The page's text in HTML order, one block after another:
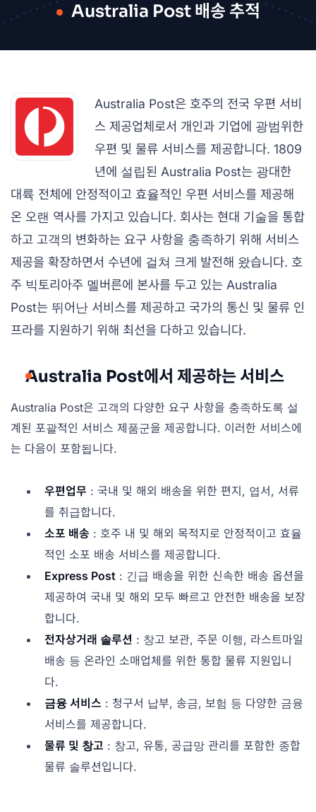
Australia Post 배송 추적
Australia Post은 호주의 전국 우편 서비
스 제공업체로서 개인과 기업에 광범위한
우편 및 물류 서비스를 제공합니다. 1809
년에 설립된 Australia Post는 광대한
대륙 전체에 안정적이고 효율적인 우편 서비스를 제공해
온 오랜 역사를 가지고 있습니다. 회사는 현대 기술을 통합
하고 고객의 변화하는 요구 사항을 충족하기 위해 서비스
제공을 확장하면서 수년에 걸쳐 크게 발전해 왔습니다. 호
주 빅토리아주 멜버른에 본사를 두고 있는 Australia
Post는 뛰어난 서비스를 제공하고 국가의 통신 및 물류 인
프라를 지원하기 위해 최선을 다하고 있습니다.
Australia Post에서 제공하는 서비스
Australia Post은 고객의 다양한 요구 사항을 충족하도록 설
계된 포괄적인 서비스 제품군을 제공합니다. 이러한 서비스에
는 다음이 포함됩니다.
우편업무 : 국내 및 해외 배송을 위한 편지, 엽서, 서류
를 취급합니다.
소포 배송 : 호주 내 및 해외 목적지로 안정적이고 효율
적인 소포 배송 서비스를 제공합니다.
Express Post : 긴급 배송을 위한 신속한 배송 옵션을
제공하여 국내 및 해외 모두 빠르고 안전한 배송을 보장
합니다.
전자상거래 솔루션 : 창고 보관, 주문 이행, 라스트마일
배송 등 온라인 소매업체를 위한 통합 물류 지원입니
다.
금융 서비스 : 청구서 납부, 송금, 보험 등 다양한 금융
서비스를 제공합니다.
물류 및 창고 : 창고, 유통, 공급망 관리를 포함한 종합
물류 솔루션입니다.